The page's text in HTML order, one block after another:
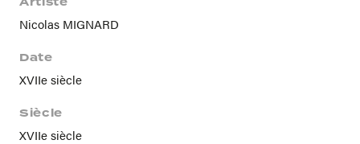
Nicolas MIGNARD
Date
XVIIe siècle
Siècle
XVIIe siècle